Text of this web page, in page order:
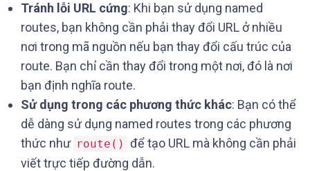
Tránh lỗi URL cứng: Khi bạn sử dụng named
routes, bạn không cần phải thay đổi URL ở nhiều
nơi trong mã nguồn nếu bạn thay đổi cấu trúc của
route. Bạn chỉ cần thay đổi trong một nơi, đó là nơi
bạn định nghĩa route.
Sử dụng trong các phương thức khác: Bạn có thể
dễ dàng sử dụng named routes trong các phương
thức như route() để tạo URL mà không cần phải
viết trực tiếp đường dẫn.